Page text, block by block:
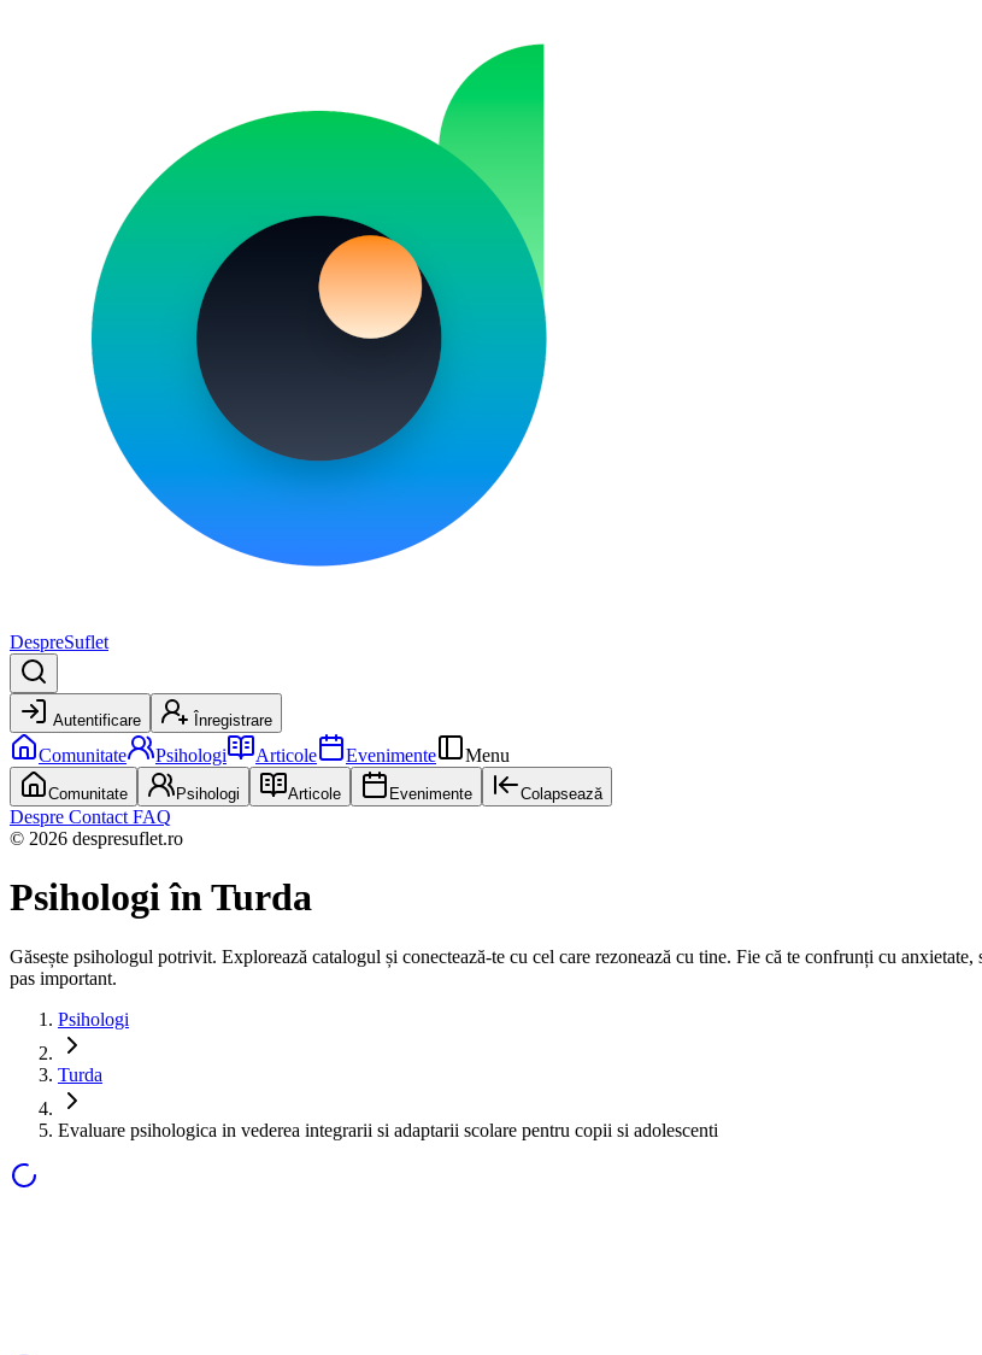
DespreSuflet
Autentificare Înregistrare
Comunitate Psihologi Articole Evenimente Menu
Comunitate Psihologi Articole Evenimente Colapsează
Despre Contact FAQ
© 2026 despresuflet.ro
Psihologiîn Turda
Găsește psihologul potrivit. Explorează catalogul și conectează-te cu cel care rezonează cu tine. Fie că te confrunți cu
pas important.
Psihologi
Turda
Evaluare psihologica in vederea integrarii si adaptarii scolare pentru copii si adolescenti